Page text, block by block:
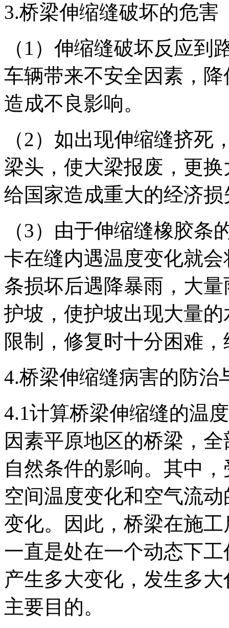
3.桥梁伸缩缝破坏的危害
（1）伸缩缝破坏反应
车辆带来不安全因素，
造成不良影响。
（2）如出现伸缩缝挤
梁头，使大梁报废，更
给国家造成重大的经济损
（3）由于伸缩缝橡胶
卡在缝内遇温度变化就
条损坏后遇降暴雨，大
护坡，使护坡出现大量
限制，修复时十分困难
4.桥梁伸缩缝病害的防治
4.1计算桥梁伸缩缝的温
因素平原地区的桥梁，
自然条件的影响。其中
空间温度变化和空气流
变化。因此，桥梁在施
一直是处在一个动态下
产生多大变化，发生多
主要目的。